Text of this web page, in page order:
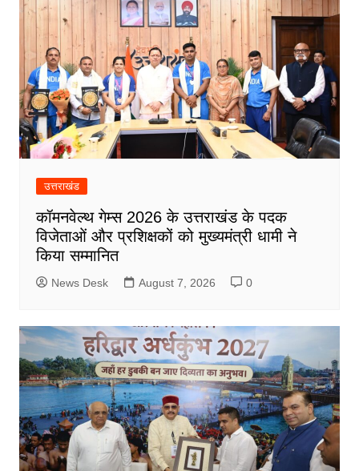
उत्तराखंड
कॉमनवेल्थ गेम्स 2026 के उत्तराखंड के पदक
विजेताओं और प्रशिक्षकों को मुख्यमंत्री धामी ने
किया सम्मानित
News Desk August 7, 2026 0